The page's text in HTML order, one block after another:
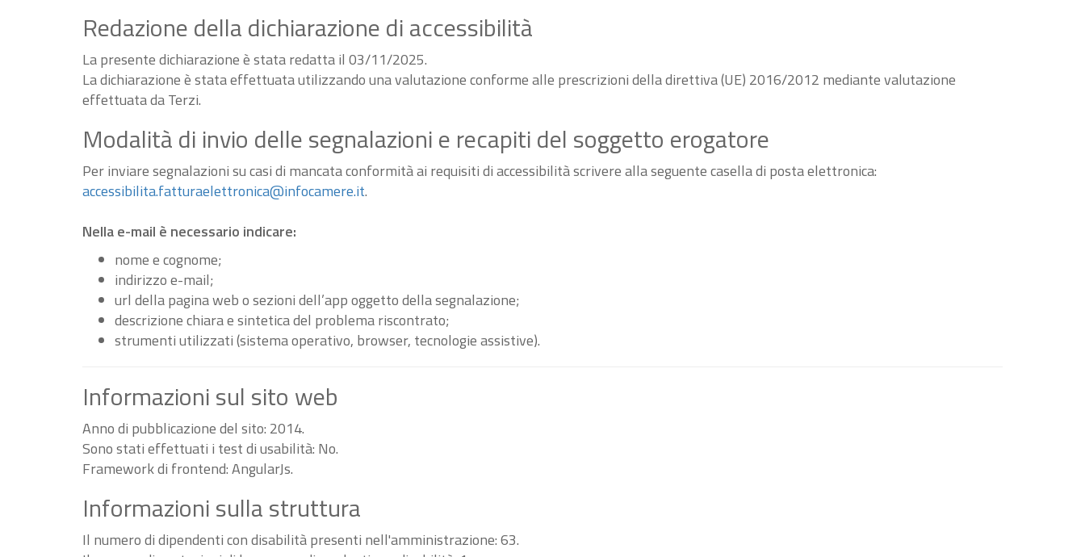
Redazione della dichiarazione di accessibilità
La presente dichiarazione è stata redatta il 03/11/2025.
La dichiarazione è stata effettuata utilizzando una valutazione conforme alle prescrizioni della direttiva (UE) 2016/2012 mediante valutazione
effettuata da Terzi.
Modalità di invio delle segnalazioni e recapiti del soggetto erogatore
Per inviare segnalazioni su casi di mancata conformità ai requisiti di accessibilità scrivere alla seguente casella di posta elettronica:
accessibilita.fatturaelettronica@infocamere.it.
Nella e-mail è necessario indicare:
nome e cognome;
indirizzo e-mail;
url della pagina web o sezioni dell’app oggetto della segnalazione;
descrizione chiara e sintetica del problema riscontrato;
strumenti utilizzati (sistema operativo, browser, tecnologie assistive).
Informazioni sul sito web
Anno di pubblicazione del sito: 2014.
Sono stati effettuati i test di usabilità: No.
Framework di frontend: AngularJs.
Informazioni sulla struttura
Il numero di dipendenti con disabilità presenti nell'amministrazione: 63.